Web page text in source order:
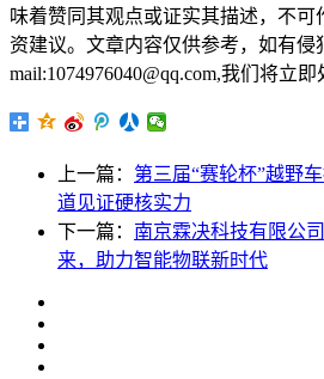
味着赞同其观点或证实其描述，不可
资建议。文章内容仅供参考，如有侵
mail:1074976040@qq.com,我们将立即
上一篇： 第三届“赛轮杯”越野
道见证硬核实力
下一篇： 南京霖决科技有限公
来，助力智能物联新时代